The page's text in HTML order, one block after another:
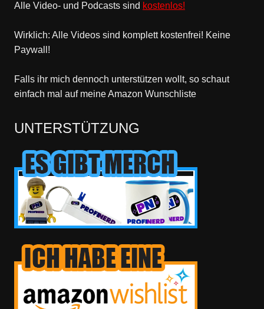
Alle Video- und Podcasts sind kostenlos!
Wirklich: Alle Videos sind komplett kostenfrei! Keine
Paywall!
Falls ihr mich dennoch unterstützen wollt, so schaut
einfach mal auf meine Amazon Wunschliste
UNTERSTÜTZUNG